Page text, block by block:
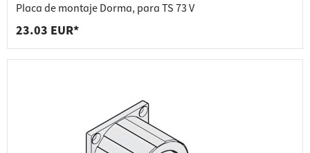
Placa de montaje Dorma, para TS 73 V
23.03 EUR*